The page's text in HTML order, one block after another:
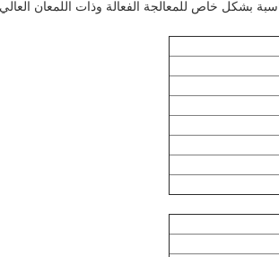
بشكل خاص للمعالجة الفعالة وذات اللمعان